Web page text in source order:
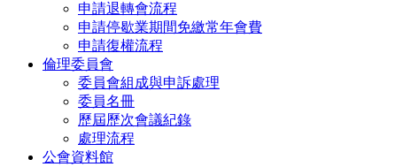
申請退轉會流程
申請停歇業期間免繳常年會費
申請復權流程
倫理委員會
委員會組成與申訴處理
委員名冊
歷屆歷次會議紀錄
處理流程
公會資料館